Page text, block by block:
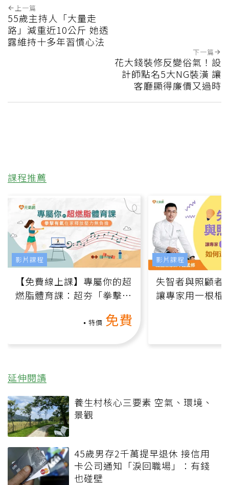
上一篇
55歲主持人「大量走
路」減重近10公斤 她透
露維持十多年習慣心法
下一篇
花大錢裝修反變俗氣！設
計師點名5大NG裝潢 讓
客廳顯得廉價又過時
課程推薦
【免費線上課】專屬你的超
燃脂體育課：超夯「拳擊有
特價 免費
影片課程
失智者與照顧者
讓專家用一根棍
影片課程
延伸閱讀
養生村核心三要素 空氣、環境、
景觀
45歲男存2千萬提早退休 接信用
卡公司通知「淚回職場」：有錢
也碰壁